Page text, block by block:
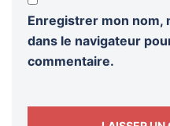
Enregistrer mon nom,
dans le navigateur
commentaire.